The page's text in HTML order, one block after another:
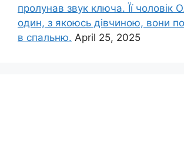
пролунав звук ключа. Її чоловік
один, з якоюсь дівчиною, вони
в спальню. April 25, 2025